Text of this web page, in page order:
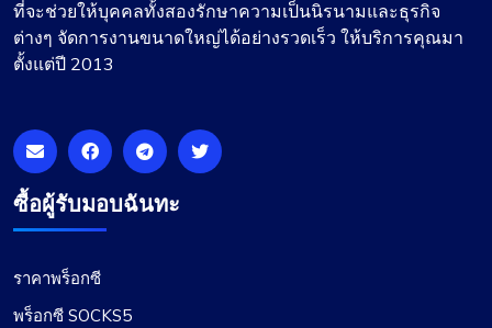
ที่จะช่วยให้บุคคลทั้งสองรักษาความเป็นนิรนามและธุรกิจ
ต่างๆ จัดการงานขนาดใหญ่ได้อย่างรวดเร็ว ให้บริการคุณมา
ตั้งแต่ปี 2013
ซื้อผู้รับมอบฉันทะ
ราคาพร็อกซี
พร็อกซี SOCKS5